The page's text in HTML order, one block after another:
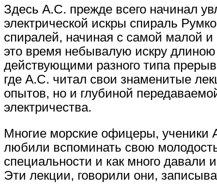
Здесь А.С. прежде всего начинал
электрической искры спираль
спиралей, начиная с самой малой
это время небывалую искру
действующими разного типа
где А.С. читал свои знаменитые
опытов, но и глубиной
электричества.
Многие морские офицеры, ученики
любили вспоминать свою
специальности и как много давали
Эти лекции, говорили они,